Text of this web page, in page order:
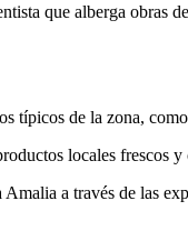
que alberga obras
típicos de la zona,
locales frescos
a través de las